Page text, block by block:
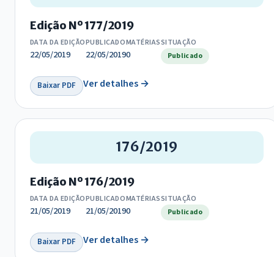
Edição Nº 177/2019
DATA DA EDIÇÃO
22/05/2019
PUBLICADO
22/05/2019
MATÉRIAS
0
SITUAÇÃO
Publicado
Baixar PDF Ver detalhes →
176/2019
Edição Nº 176/2019
DATA DA EDIÇÃO
21/05/2019
PUBLICADO
21/05/2019
MATÉRIAS
0
SITUAÇÃO
Publicado
Baixar PDF Ver detalhes →